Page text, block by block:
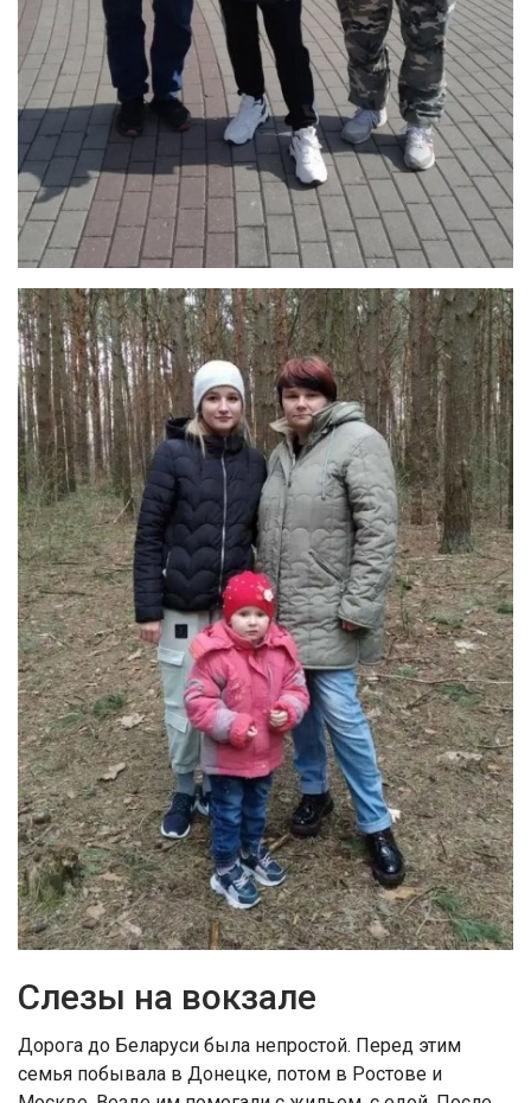
Слезы на вокзале
Дорога до Беларуси была непростой. Перед этим
семья побывала в Донецке, потом в Ростове и